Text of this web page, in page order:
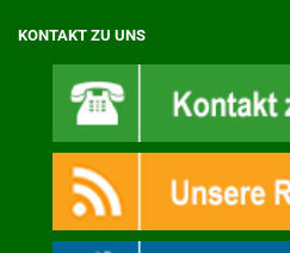
KONTAKT ZU UNS